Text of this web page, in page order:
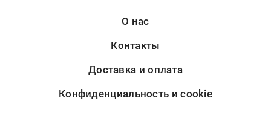
О нас
Контакты
Доставка и оплата
Конфиденциальность и cookie